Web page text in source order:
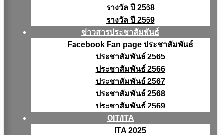
รางวัล ปี 2568
รางวัล ปี 2569
ข่าวสารประชาสัมพันธ์
Facebook Fan page ประชาสัมพันธ์
ประชาสัมพันธ์ 2565
ประชาสัมพันธ์ 2566
ประชาสัมพันธ์ 2567
ประชาสัมพันธ์ 2568
ประชาสัมพันธ์ 2569
OIT/ITA
ITA 2025